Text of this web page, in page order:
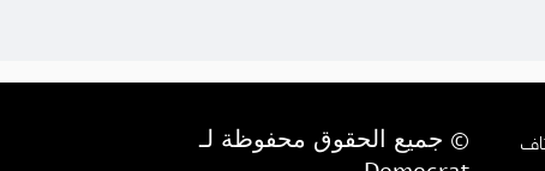
© جميع الحقوق محفوظة لـ